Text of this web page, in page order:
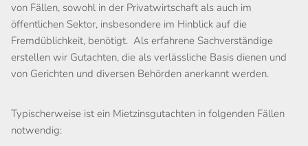
von Fällen, sowohl in der Privatwirtschaft als auch im
öffentlichen Sektor, insbesondere im Hinblick auf die
Fremdüblichkeit, benötigt. Als erfahrene Sachverständige
erstellen wir Gutachten, die als verlässliche Basis dienen und
von Gerichten und diversen Behörden anerkannt werden.
Typischerweise ist ein Mietzinsgutachten in folgenden Fällen
notwendig: